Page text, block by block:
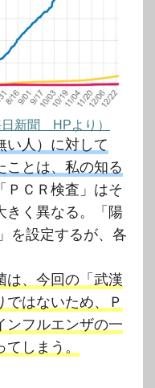
新聞 HPより）
い人）に対して
ことは、私の知る
ＰＣＲ検査」はそ
きく異なる。「陽
を設定するが、各
は、今回の「武漢
ではないため、Ｐ
ンフルエンザの一
しまう。